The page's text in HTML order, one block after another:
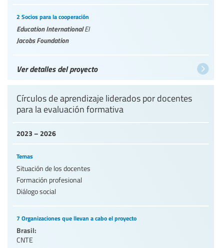
2 Socios para la cooperación
Education InternationalEI
Jacobs Foundation
Ver detalles del proyecto
2023 – 2026
Círculos de aprendizaje liderados por docentes
para la evaluación formativa
Temas
Situación de los docentes
Formación profesional
Diálogo social
7 Organizaciones que llevan a cabo el proyecto
Brasil:
CNTE